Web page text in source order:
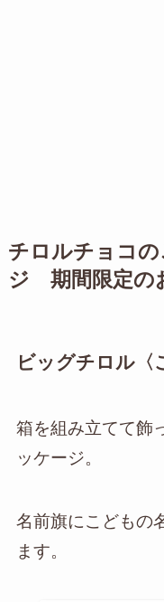
チロルチョコ
ジ 期間限定の
ビッグチロル〈
箱を組み立てて飾
ッケージ。
名前旗にこどもの
ます。